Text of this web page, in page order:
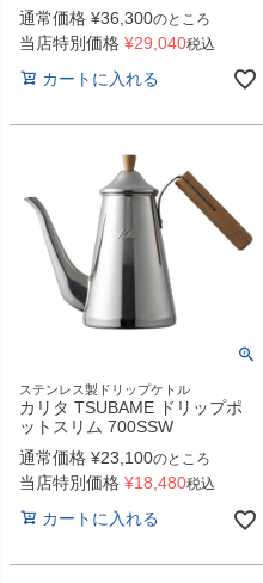
通常価格 ¥36,300のところ
当店特別価格 ¥29,040税込
カートに入れる
ステンレス製ドリップケトル
カリタ TSUBAME ドリップポ
ットスリム 700SSW
通常価格 ¥23,100のところ
当店特別価格 ¥18,480税込
カートに入れる